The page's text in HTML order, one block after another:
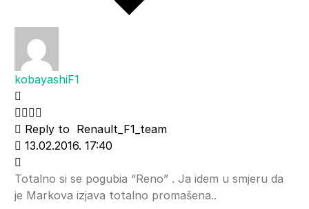
kobayashiF1
Reply to Renault_F1_team
13.02.2016. 17:40
Totalno si se pogubia “Reno” . Ja idem u smjeru da
je Markova izjava totalno promašena..